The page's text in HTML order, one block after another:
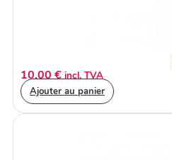
10,00€ incl. TVA
Ajouter au panier